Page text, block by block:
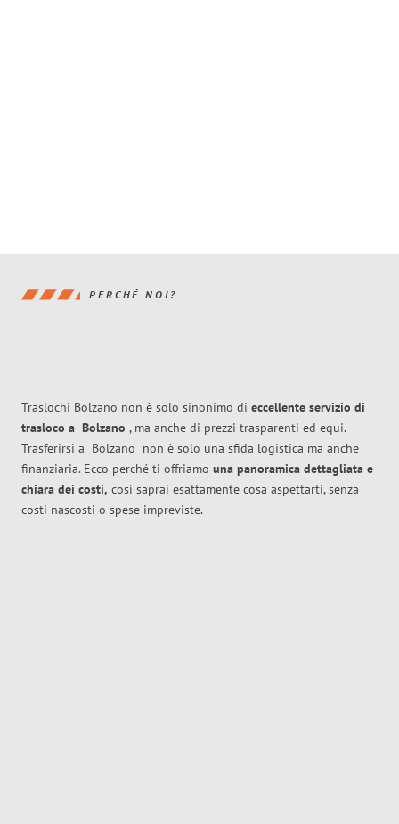
PERCHÉ NOI?
Traslochi Bolzano non è solo sinonimo di eccellente servizio di
trasloco a Bolzano , ma anche di prezzi trasparenti ed equi.
Trasferirsi a Bolzano non è solo una sfida logistica ma anche
finanziaria. Ecco perché ti offriamo una panoramica dettagliata e
chiara dei costi, così saprai esattamente cosa aspettarti, senza
costi nascosti o spese impreviste.